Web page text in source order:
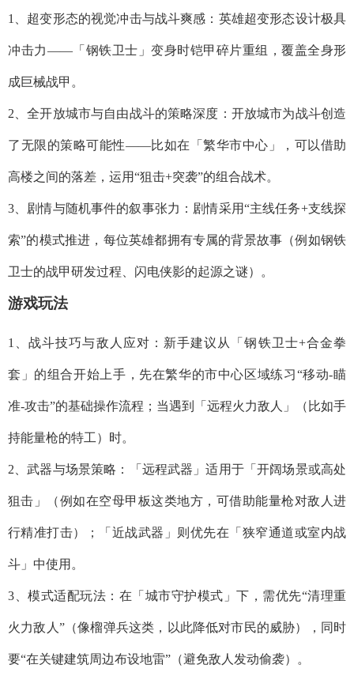
1、超变形态的视觉冲击与战斗爽感：英雄超变形态设计极具
冲击力——「钢铁卫士」变身时铠甲碎片重组，覆盖全身形
成巨械战甲。
2、全开放城市与自由战斗的策略深度：开放城市为战斗创造
了无限的策略可能性——比如在「繁华市中心」，可以借助
高楼之间的落差，运用“狙击+突袭”的组合战术。
3、剧情与随机事件的叙事张力：剧情采用“主线任务+支线探
索”的模式推进，每位英雄都拥有专属的背景故事（例如钢铁
卫士的战甲研发过程、闪电侠影的起源之谜）。
游戏玩法
1、战斗技巧与敌人应对：新手建议从「钢铁卫士+合金拳
套」的组合开始上手，先在繁华的市中心区域练习“移动-瞄
准-攻击”的基础操作流程；当遇到「远程火力敌人」（比如手
持能量枪的特工）时。
2、武器与场景策略：「远程武器」适用于「开阔场景或高处
狙击」（例如在空母甲板这类地方，可借助能量枪对敌人进
行精准打击）；「近战武器」则优先在「狭窄通道或室内战
斗」中使用。
3、模式适配玩法：在「城市守护模式」下，需优先“清理重
火力敌人”（像榴弹兵这类，以此降低对市民的威胁），同时
要“在关键建筑周边布设地雷”（避免敌人发动偷袭）。